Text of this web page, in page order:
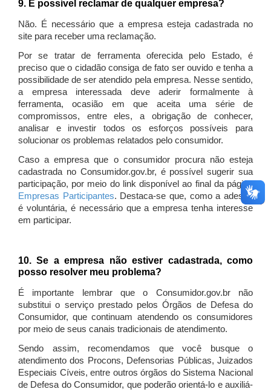
9. É possível reclamar de qualquer empresa?
Não. É necessário que a empresa esteja cadastrada no
site para receber uma reclamação.
Por se tratar de ferramenta oferecida pelo Estado, é
preciso que o cidadão consiga de fato ser ouvido e tenha a
possibilidade de ser atendido pela empresa. Nesse sentido,
a empresa interessada deve aderir formalmente à
ferramenta, ocasião em que aceita uma série de
compromissos, entre eles, a obrigação de conhecer,
analisar e investir todos os esforços possíveis para
solucionar os problemas relatados pelo consumidor.
Caso a empresa que o consumidor procura não esteja
cadastrada no Consumidor.gov.br, é possível sugerir sua
participação, por meio do link disponível ao final da página
Empresas Participantes. Destaca-se que, como a adesão
é voluntária, é necessário que a empresa tenha interesse
em participar.
10. Se a empresa não estiver cadastrada, como
posso resolver meu problema?
É importante lembrar que o Consumidor.gov.br não
substitui o serviço prestado pelos Órgãos de Defesa do
Consumidor, que continuam atendendo os consumidores
por meio de seus canais tradicionais de atendimento.
Sendo assim, recomendamos que você busque o
atendimento dos Procons, Defensorias Públicas, Juizados
Especiais Cíveis, entre outros órgãos do Sistema Nacional
de Defesa do Consumidor, que poderão orientá-lo e auxiliá-